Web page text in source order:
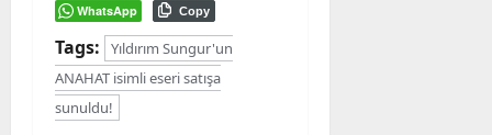
WhatsApp
Copy
Tags:
Yıldırım Sungur'un
ANAHAT isimli eseri satışa
sunuldu!